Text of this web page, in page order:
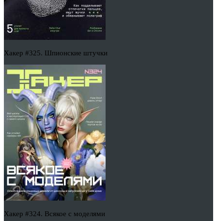
Хакер #325. Шпионские штучки
Хакер #324. Всякое с моделями